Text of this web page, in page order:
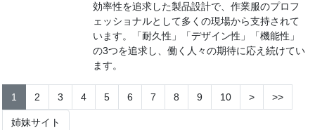
効率性を追求した製品設計で、作業服のプロフ
ェッショナルとして多くの現場から支持されて
います。「耐久性」「デザイン性」「機能性」
の3つを追求し、働く人々の期待に応え続けてい
ます。
1 2 3 4 5 6 7 8 9 10 > >>
姉妹サイト